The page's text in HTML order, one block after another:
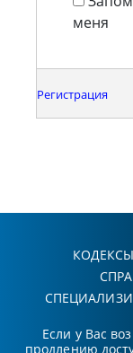
меня
Регистрация
КОДЕКСЫ
Если у Вас
продлению